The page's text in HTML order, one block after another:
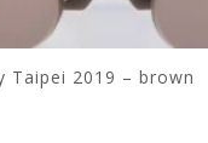
Taipei 2019 – brown